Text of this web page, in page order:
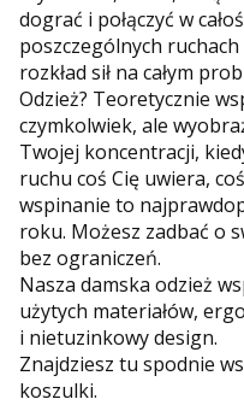
dograć i połączyć w
poszczególnych
rozkład sił na całym
Odzież? Teoretycznie
czymkolwiek, ale
Twojej koncentracji,
ruchu coś Cię uwiera,
wspinanie to
roku. Możesz zadbać o
bez ograniczeń.
Nasza damska odzież
użytych materiałów,
i nietuzinkowy design.
Znajdziesz tu spodnie
koszulki.